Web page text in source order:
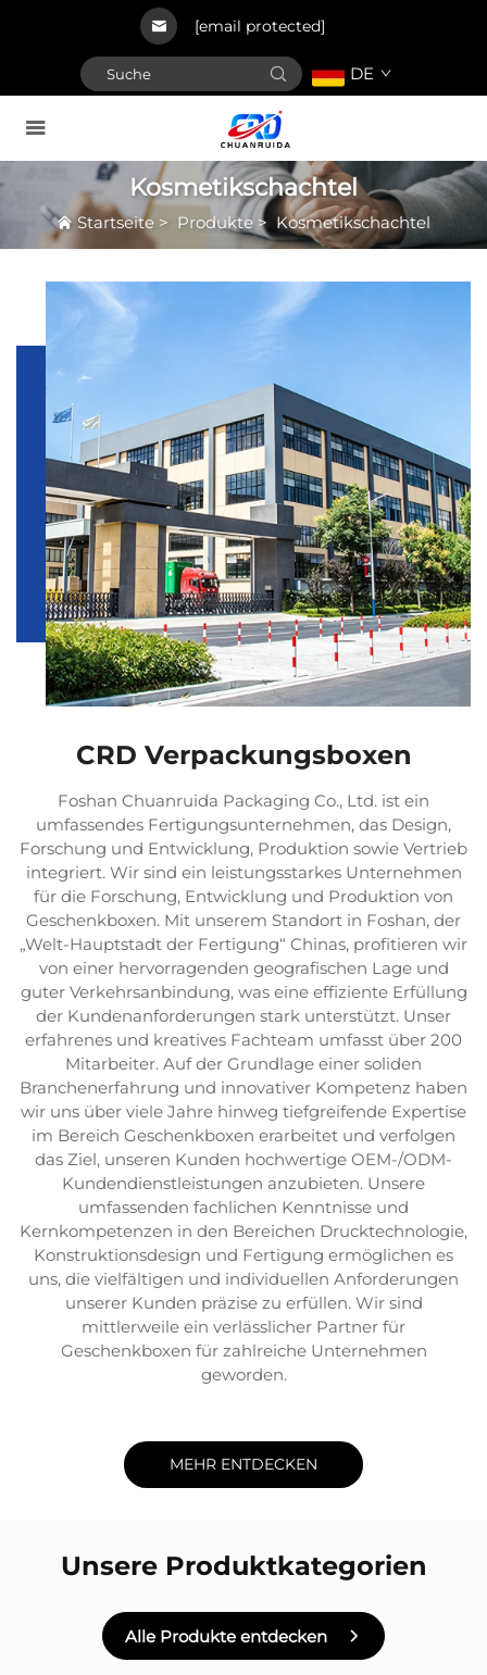
[email protected]
DE
Kosmetikschachtel
Startseite > Produkte > Kosmetikschachtel
CRD Verpackungsboxen
Foshan Chuanruida Packaging Co., Ltd. ist ein
umfassendes Fertigungsunternehmen, das Design,
Forschung und Entwicklung, Produktion sowie Vertrieb
integriert. Wir sind ein leistungsstarkes Unternehmen
für die Forschung, Entwicklung und Produktion von
Geschenkboxen. Mit unserem Standort in Foshan, der
„Welt-Hauptstadt der Fertigung“ Chinas, profitieren wir
von einer hervorragenden geografischen Lage und
guter Verkehrsanbindung, was eine effiziente Erfüllung
der Kundenanforderungen stark unterstützt. Unser
erfahrenes und kreatives Fachteam umfasst über 200
Mitarbeiter. Auf der Grundlage einer soliden
Branchenerfahrung und innovativer Kompetenz haben
wir uns über viele Jahre hinweg tiefgreifende Expertise
im Bereich Geschenkboxen erarbeitet und verfolgen
das Ziel, unseren Kunden hochwertige OEM-/ODM-
Kundendienstleistungen anzubieten. Unsere
umfassenden fachlichen Kenntnisse und
Kernkompetenzen in den Bereichen Drucktechnologie,
Konstruktionsdesign und Fertigung ermöglichen es
uns, die vielfältigen und individuellen Anforderungen
unserer Kunden präzise zu erfüllen. Wir sind
mittlerweile ein verlässlicher Partner für
Geschenkboxen für zahlreiche Unternehmen
geworden.
MEHR ENTDECKEN
Unsere Produktkategorien
Alle Produkte entdecken